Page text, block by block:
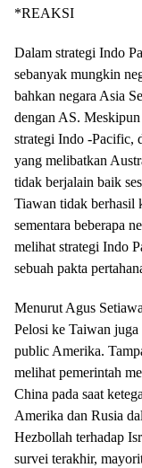
*REAKSI
Dalam strategi Indo
sebanyak mungkin
bahkan negara Asia
dengan AS. Meskipun
strategi Indo -Pacific,
yang melibatkan
tidak berjalain baik
Tiawan tidak berhasil
sementara beberapa
melihat strategi Indo
sebuah pakta
Menurut Agus
Pelosi ke Taiwan
public Amerika.
melihat pemerintah
China pada saat
Amerika dan Rusia
Hezbollah terhadap
survei terakhir,